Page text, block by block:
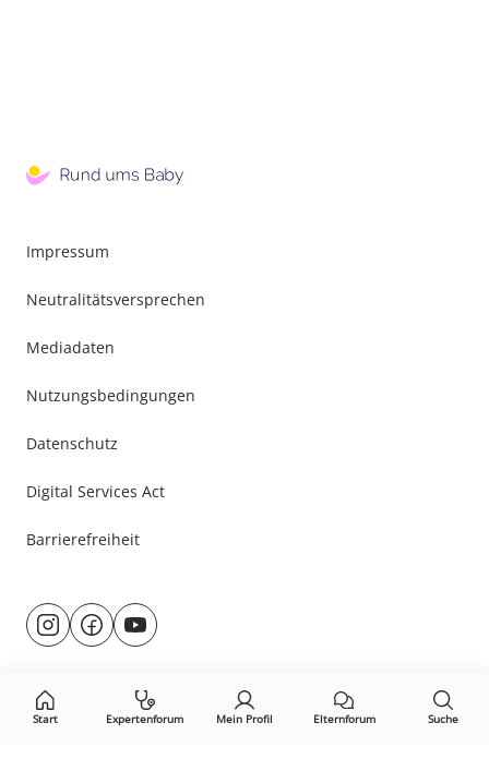
Start Expertenforum Mein Profil Elternforum Suche
Impressum
Neutralitätsversprechen
Mediadaten
Nutzungsbedingungen
Datenschutz
Digital Services Act
Barrierefreiheit
Besuche
uns@rund.ums.baby
facebook.com/rundumsbaby.de
youtube.com/@rundumsbaby_